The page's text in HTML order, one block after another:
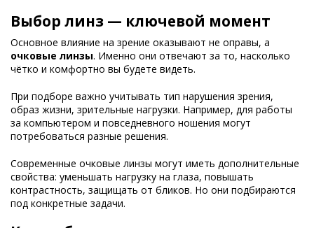
Выбор линз — ключевой момент
Основное влияние на зрение оказывают не оправы, а
очковые линзы. Именно они отвечают за то, насколько
чётко и комфортно вы будете видеть.
При подборе важно учитывать тип нарушения зрения,
образ жизни, зрительные нагрузки. Например, для работы
за компьютером и повседневного ношения могут
потребоваться разные решения.
Современные очковые линзы могут иметь дополнительные
свойства: уменьшать нагрузку на глаза, повышать
контрастность, защищать от бликов. Но они подбираются
под конкретные задачи.